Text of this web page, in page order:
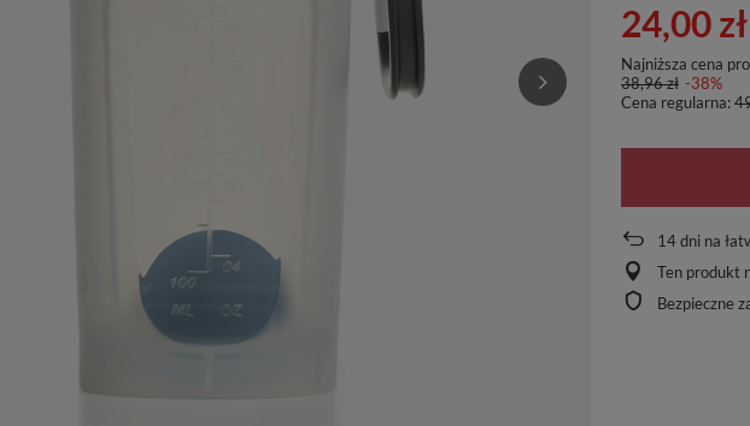
24,00 zł
Najniższa cena
38,96 zł -38%
Cena regularna:
14dni na
Ten produkt
Bezpieczne